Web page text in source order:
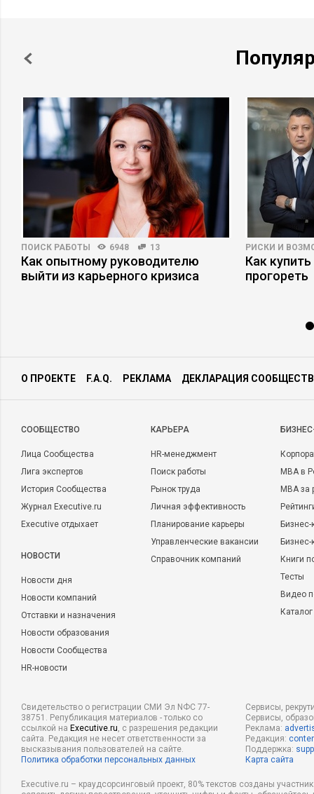
ПОИСК РАБОТЫ 6948 13
Как опытному руководителю
выйти из карьерного кризиса
РИСКИ И
Как
прогореть
О ПРОЕКТЕ F.A.Q. РЕКЛАМА ДЕКЛАРАЦИЯ
CООБЩЕСТВО
Лица Сообщества
Лига экспертов
История Сообщества
Журнал Executive.ru
Executive отдыхает
НОВОСТИ
Новости дня
Новости компаний
Отставки и назначения
Новости образования
Новости Сообщества
HR-новости
КАРЬЕРА
HR-менеджмент
Поиск работы
Рынок труда
Личная эффективность
Планирование карьеры
Управленческие вакансии
Справочник компаний
MBA в
MBA
Бизнес-
Книги
Тесты
Видео
Свидетельство о регистрации СМИ Эл NФС 77-
38751. Републикация материалов - только со
ссылкой на Executive.ru, с разрешения редакции
сайта. Редакция не несет ответственности за
высказывания пользователей на сайте.
Политика обработки персональных данных
Сервисы,
Сервисы,
Реклама:
Редакция:
Поддержка:
Карта сайта
Executive.ru – краудсорсинговый проект, 80% текстов созданы